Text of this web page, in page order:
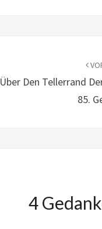
Über Den Tellerrand
85.
4